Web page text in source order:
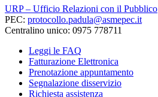
URP – Ufficio Relazioni con il Pubblico
PEC: protocollo.padula@asmepec.it
Centralino unico: 0975 778711
Leggi le FAQ
Fatturazione Elettronica
Prenotazione appuntamento
Segnalazione disservizio
Richiesta assistenza